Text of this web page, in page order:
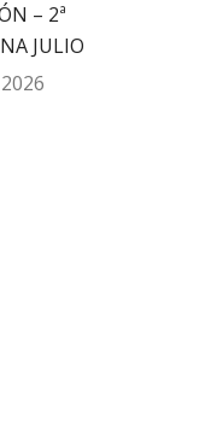
– 2ª
JULIO